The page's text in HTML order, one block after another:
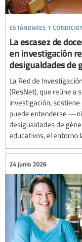
estándares y
La escasez de
en investigación
desigualdades de
La Red de
(ResNet), que reúne a
investigación,
puede entenderse
desigualdades de
educativos, el entorno
24 junio 2026